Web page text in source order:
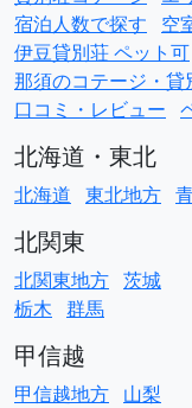
宿泊人数で探す
空
伊豆貸別荘 ペット可
那須のコテージ・貸
口コミ・レビュー
北海道・東北
北海道 東北地方
北関東
北関東地方 茨城
栃木 群馬
甲信越
甲信越地方 山梨